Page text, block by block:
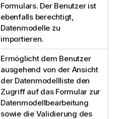
Formulars. Der Benutzer ist
ebenfalls berechtigt,
Datenmodelle zu
importieren.
Ermöglicht dem Benutzer
ausgehend von der Ansicht
der Datenmodellliste den
Zugriff auf das Formular zur
Datenmodellbearbeitung
sowie die Validierung des